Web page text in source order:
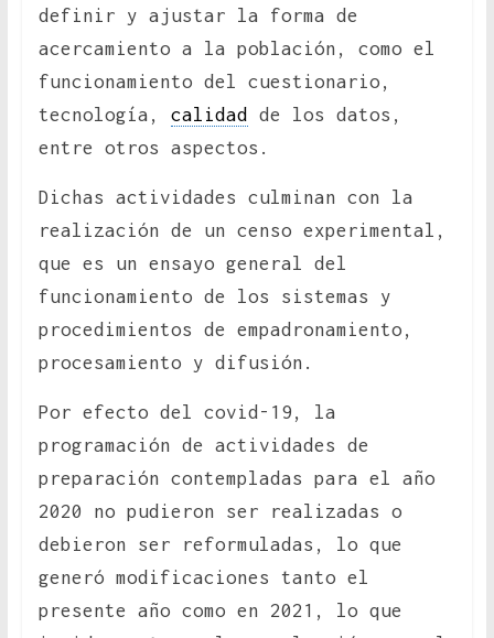
definir y ajustar la forma de
acercamiento a la población, como el
funcionamiento del cuestionario,
tecnología, calidad
de los datos,
entre otros aspectos.
Dichas actividades culminan con la
realización de un censo experimental,
que es un ensayo general del
funcionamiento de los sistemas y
procedimientos de empadronamiento,
procesamiento y difusión.
Por efecto del covid-19, la
programación de actividades de
preparación contempladas para el año
2020 no pudieron ser realizadas o
debieron ser reformuladas, lo que
generó modificaciones tanto el
presente año como en 2021, lo que